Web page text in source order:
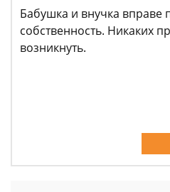
Бабушка и внучка вправе
собственность. Никаких
возникнуть.